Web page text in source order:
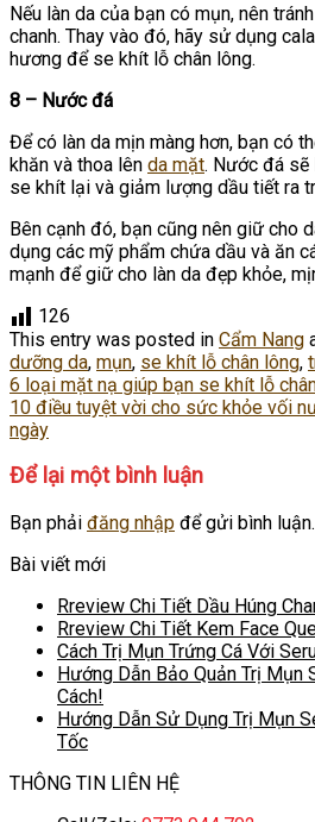
Nếu làn da của bạn có mụn, nên
chanh. Thay vào đó, hãy sử dụng
hương để se khít lỗ chân lông.
8 – Nước đá
Để có làn da mịn màng hơn, bạn có
khăn và thoa lên da mặt. Nước đá sẽ
se khít lại và giảm lượng dầu tiết ra
Bên cạnh đó, bạn cũng nên giữ cho
dụng các mỹ phẩm chứa dầu và ăn
mạnh để giữ cho làn da đẹp khỏe,
126
This entry was posted in Cẩm Nang
dưỡng da, mụn, se khít lỗ chân lông,
6 loại mặt nạ giúp bạn se khít lỗ
10 điều tuyệt vời cho sức khỏe vối
ngày
Để lại một bình luận
Bạn phải đăng nhập để gửi bình luận.
Bài viết mới
Rreview Chi Tiết Dầu Húng
Rreview Chi Tiết Kem Face
Cách Trị Mụn Trứng Cá Với
Hướng Dẫn Bảo Quản Trị Mụn
Cách!
Hướng Dẫn Sử Dụng Trị Mụn
Tốc
THÔNG TIN LIÊN HỆ